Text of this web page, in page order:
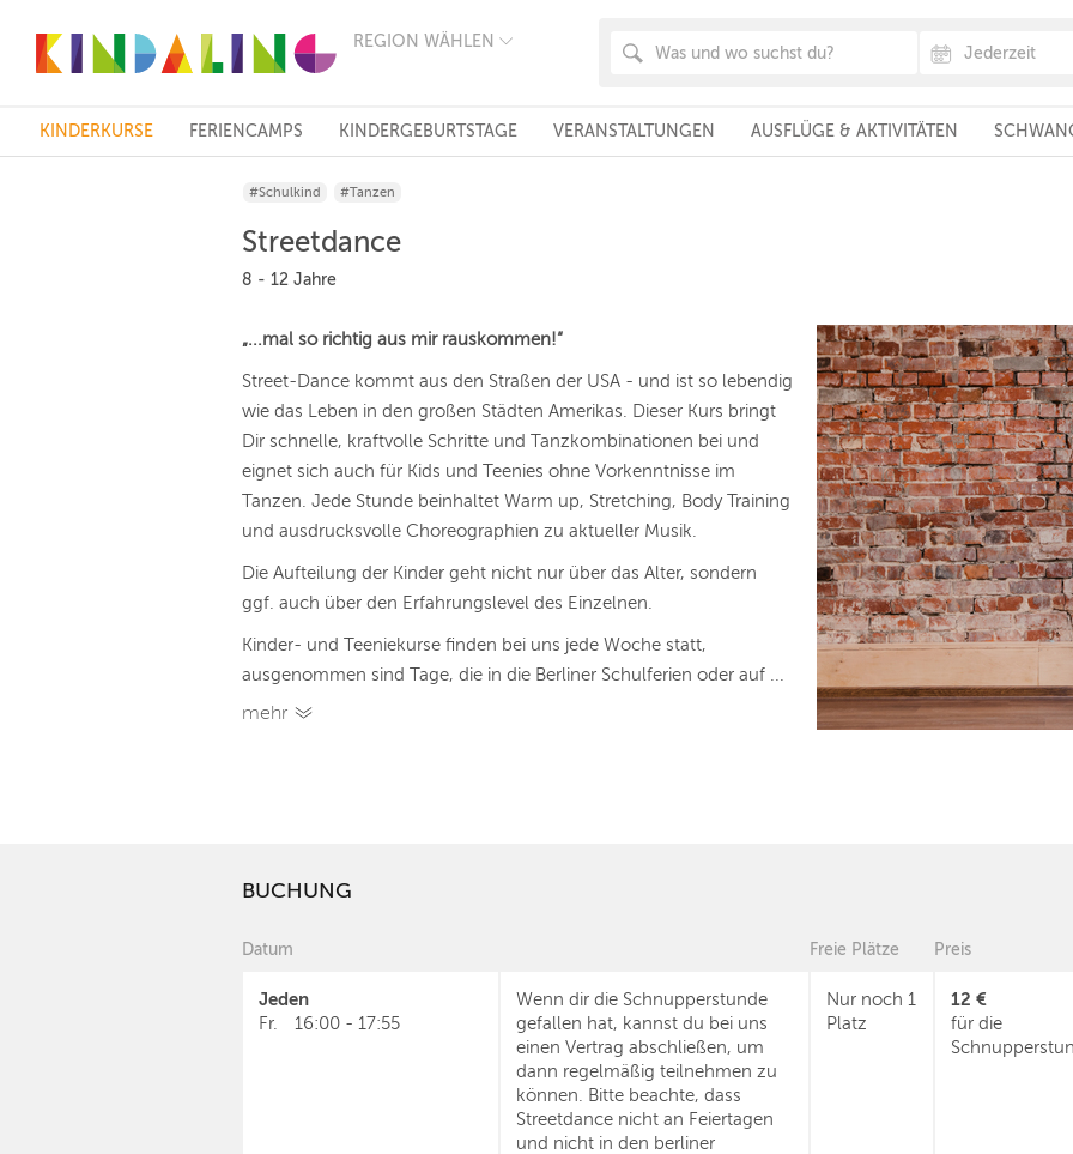
REGION WÄHLEN
FRANKFURT
KÖLN
STUTTGART
HANNOVER
WIEN
REGIONEN
KINDERKURSE FERIENCAMPS KINDERGEBURTSTAGE VERANSTALTUNGEN AUSFLÜGE & AKTIVITÄTEN
#Schulkind #Tanzen
Streetdance
8 - 12 Jahre
„...mal so richtig aus mir rauskommen!“
Street-Dance kommt aus den Straßen der USA - und ist so lebendig
wie das Leben in den großen Städten Amerikas. Dieser Kurs bringt
Dir schnelle, kraftvolle Schritte und Tanzkombinationen bei und
eignet sich auch für Kids und Teenies ohne Vorkenntnisse im
Tanzen. Jede Stunde beinhaltet Warm up, Stretching, Body Training
und ausdrucksvolle Choreographien zu aktueller Musik.
Die Aufteilung der Kinder geht nicht nur über das Alter, sondern
ggf. auch über den Erfahrungslevel des Einzelnen.
Kinder- und Teeniekurse finden bei uns jede Woche statt,
ausgenommen sind Tage, die in die Berliner Schulferien oder auf ...
mehr
BUCHUNG
Datum Freie Plätze Preis
Jeden
Fr. 16:00 - 17:55
Wenn dir die Schnupperstunde
gefallen hat, kannst du bei uns
einen Vertrag abschließen, um
dann regelmäßig teilnehmen zu
können. Bitte beachte, dass
Streetdance nicht an Feiertagen
und nicht in den berliner
Nur noch 1
Platz
12 €
für die